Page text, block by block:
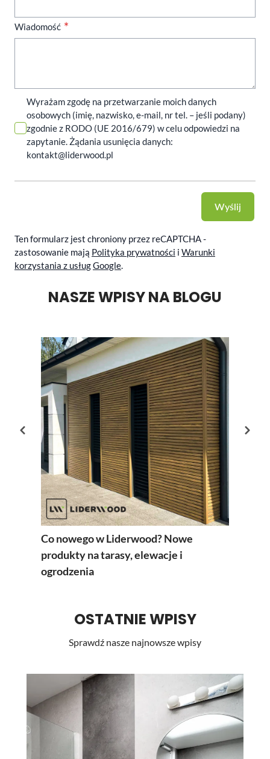
Wiadomość
Wyrażam zgodę na przetwarzanie moich danych
osobowych (imię, nazwisko, e-mail, nr tel. – jeśli podany)
zgodnie z RODO (UE 2016/679) w celu odpowiedzi na
zapytanie. Żądania usunięcia danych:
kontakt@liderwood.pl
Wyślij
Ten formularz jest chroniony przez reCAPTCHA -
zastosowanie mają Polityka prywatności i Warunki
korzystania z usługGoogle
NASZE WPISY NA BLOGU
Co nowego w Liderwood? Nowe
produkty na tarasy, elewacje i
ogrodzenia
OSTATNIE WPISY
Sprawdź nasze najnowsze wpisy